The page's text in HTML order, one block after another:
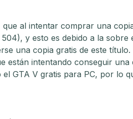
que al intentar comprar una
y esto es debido a la sobre
una copia gratis de este
están intentando conseguir
el GTA V gratis para PC, por lo